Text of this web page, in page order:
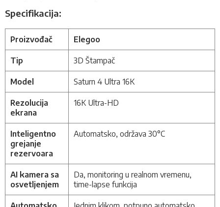
Specifikacija:
Proizvođač Elegoo
Tip 3D Štampač
Model Saturn 4 Ultra 16K
Rezolucija
ekrana
16K Ultra-HD
Inteligentno
grejanje
rezervoara
Automatsko, održava 30°C
AI kamera sa
osvetljenjem
Da, monitoring u realnom vremenu,
time-lapse funkcija